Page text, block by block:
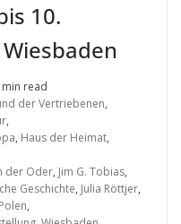
10.
read
der Vertriebenen,
,
, Haus der Heimat,
der Oder, Jim G. Tobias,
Geschichte, Julia Röttjer,
Polen,